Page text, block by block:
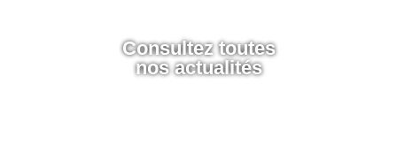
Consultez toutes
nos actualités